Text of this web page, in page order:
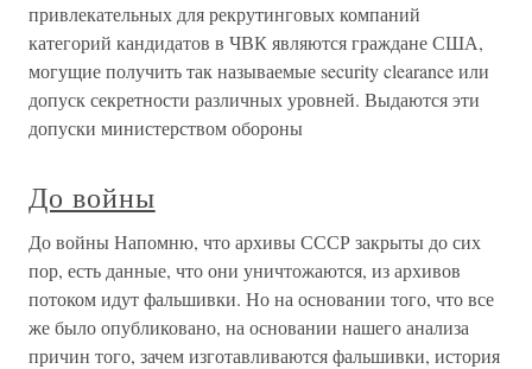
привлекательных для рекрутинговых компаний
категорий кандидатов в ЧВК являются граждане США,
могущие получить так называемые security clearance или
допуск секретности различных уровней. Выдаются эти
допуски министерством обороны
До войны
До войны Напомню, что архивы СССР закрыты до сих
пор, есть данные, что они уничтожаются, из архивов
потоком идут фальшивки. Но на основании того, что все
же было опубликовано, на основании нашего анализа
причин того, зачем изготавливаются фальшивки, история